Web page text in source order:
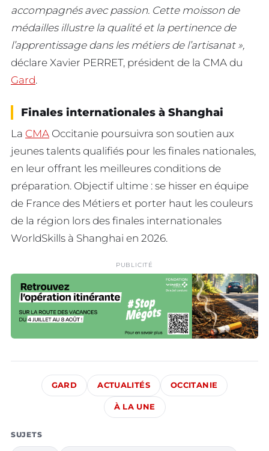
accompagnés avec passion. Cette moisson de
médailles illustre la qualité et la pertinence de
l’apprentissage dans les métiers de l’artisanat »,
déclare Xavier PERRET, président de la CMA du
Gard.
Finales internationales à Shanghai
La CMA Occitanie poursuivra son soutien aux
jeunes talents qualifiés pour les finales nationales,
en leur offrant les meilleures conditions de
préparation. Objectif ultime : se hisser en équipe
de France des Métiers et porter haut les couleurs
de la région lors des finales internationales
WorldSkills à Shanghai en 2026.
PUBLICITÉ
GARD ACTUALITÉS OCCITANIE
À LA UNE
SUJETS